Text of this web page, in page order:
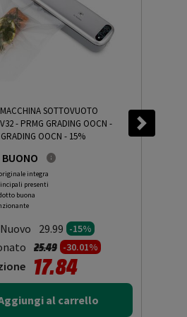
MACCHINA SOTTOVUOTO
- PRMG GRADING OOCN -
OOCN - 15%
BUONO
integra
presenti
buona
29.99 -15%
Prezzo ridotto da
25.49a-30.01%
17.84
al carrello